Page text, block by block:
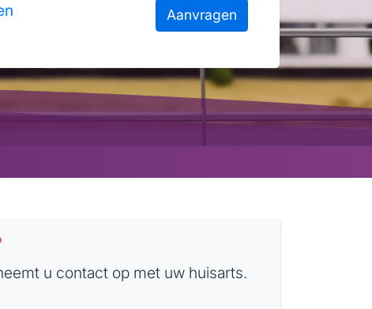
Aanvragen
u contact op met uw huisarts.